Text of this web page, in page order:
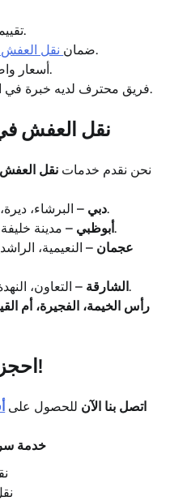
تقييمات إيجابية من العملاء السابقين.
ضمان نقل
أضرار أو فقدان أي قطعة.
أسعار واضحة ومناسبة للخدمات المقدمة.
فريق محترف لديه خبرة في التعامل مع مختلف أنواع العفش.
نقل العفش
نحن نقدم خدمات نقل العفش
دبي– البرشاء، ديرة، جميرا، الخليج التجاري، وغيرهم.
أبوظبي– مدينة خليفة، بني ياس، جزيرة الريم، وغيرها.
عجمان – النعيمية،
الشارقة– التعاون، النهدة، المجاز، مويلح، الرقة، وغيرهم.
رأس الخيمة، الفجيرة، أم
احجز خدمة نقل العفش الآن!
اتصل بنا الآن للحصول على
خدمة